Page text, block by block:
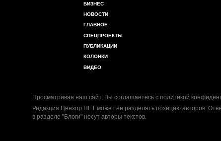
БИЗНЕС
НОВОСТИ
ГЛАВНОЕ
СПЕЦПРОЕКТЫ
ПУБЛИКАЦИИ
КОЛОНКИ
ВИДЕО
Просматривая наш сайт, Вы соглашаетесь с политикой
Редакция Цензор.НЕТ может не разделять позицию авторов.
в разделе "Блоги" несут авторы текстов.